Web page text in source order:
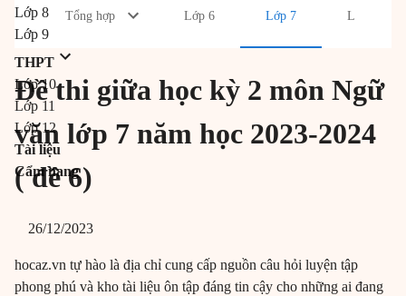
Lớp 8
Lớp 9
THPT
Lớp 10
Lớp 11
Lớp 12
Tài liệu
Cẩm nang
Tổng hợp Lớp 6 Lớp 7 Lớp 8
Đề thi giữa học kỳ 2 môn Ngữ
văn lớp 7 năm học 2023-2024
( đề 6)
26/12/2023
hocaz.vn tự hào là địa chỉ cung cấp nguồn câu hỏi luyện tập
phong phú và kho tài liệu ôn tập đáng tin cậy cho những ai đang